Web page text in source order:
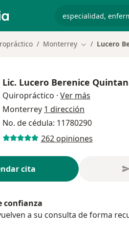
Monterrey Cambiar de
Lucero
Lic. Lucero Berenice
Quiropráctico · Ver más
Monterrey 1 dirección
No. de cédula: 11780290
262 opiniones
cita
confianza
a su consulta de forma